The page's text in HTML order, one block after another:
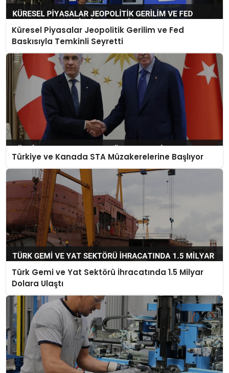
Küresel Piyasalar Jeopolitik Gerilim ve Fed
Baskısıyla Temkinli Seyretti
Türkiye ve Kanada STA Müzakerelerine Başlıyor
Türk Gemi ve Yat Sektörü İhracatında 1.5 Milyar
Dolara Ulaştı